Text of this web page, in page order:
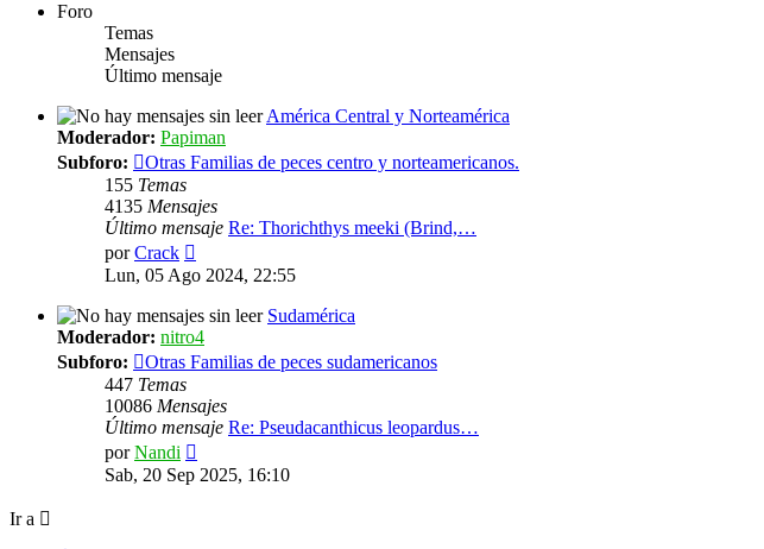
Foro
Temas
Mensajes
Último mensaje
América Central y Norteamérica
Moderador: Papiman
Subforo:
Otras Familias de peces centro y norteamericanos.
155 Temas
4135 Mensajes
Último mensaje Re: Thorichthys meeki (Brind,…
porCrack
último
mensaje
Lun, 05 Ago 2024, 22:55
Sudamérica
Moderador: nitro4
Subforo:
Otras Familias de peces sudamericanos
447 Temas
10086 Mensajes
Último mensaje Re: Pseudacanthicus leopardus…
porNandi
último
mensaje
Sab, 20 Sep 2025, 16:10
Ir a